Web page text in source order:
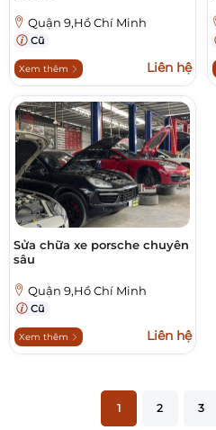
Quận 9,Hồ Chí Minh
Cũ
Xem thêm Liên hệ
Sửa chữa xe porsche chuyên
sâu
Quận 9,Hồ Chí Minh
Cũ
Xem thêm Liên hệ
1 2 3